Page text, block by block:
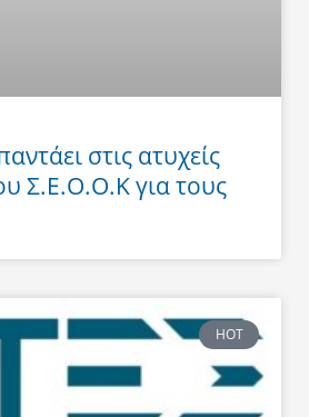
στις ατυχείς
Σ.Ε.Ο.Ο.Κ για τους
HOT